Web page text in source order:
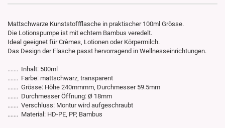
Mattschwarze Kunststoffflasche in praktischer 100ml Grösse.
Die Lotionspumpe ist mit echtem Bambus veredelt.
Ideal geeignet für Crèmes, Lotionen oder Körpermilch.
Das Design der Flasche passt hervorragend in Wellnesseinrichtungen.
....... Inhalt: 500ml
....... Farbe: mattschwarz, transparent
....... Grösse: Höhe 240mmmm, Durchmesser 59.5mm
....... Durchmesser Öffnung: Ø 18mm
....... Verschluss: Montur wird aufgeschraubt
....... Material: HD-PE, PP, Bambus